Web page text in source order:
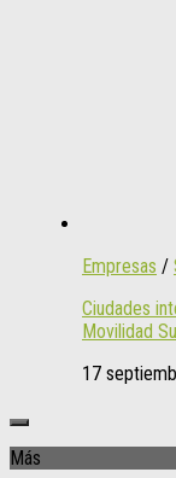
Empresas /
Ciudades
Movilidad
17
Más